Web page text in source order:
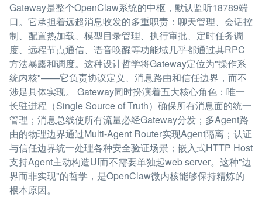
Gateway是整个OpenClaw系统的中枢，默认监听18789端
口。它承担着远超消息收发的多重职责：聊天管理、会话控
制、配置热加载、模型目录管理、执行审批、定时任务调
度、远程节点通信、语音唤醒等功能域几乎都通过其RPC
方法暴露和调度。这种设计哲学将Gateway定位为"操作系
统内核"——它负责协议定义、消息路由和信任边界，而不
涉足具体实现。 Gateway同时扮演着五大核心角色：唯一
长驻进程（Single Source of Truth）确保所有消息面的统一
管理；消息总线使所有流量必经Gateway分发；多Agent路
由的物理边界通过Multi-Agent Router实现Agent隔离；认证
与信任边界统一处理各种安全验证场景；嵌入式HTTP Host
支持Agent主动构造UI而不需要单独起web server。这种"边
界而非实现"的哲学，是OpenClaw微内核能够保持精炼的
根本原因。